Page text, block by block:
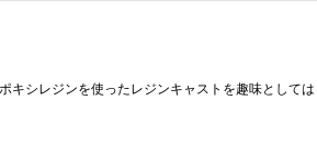
シレジンを使ったレジンキャストを趣味としては